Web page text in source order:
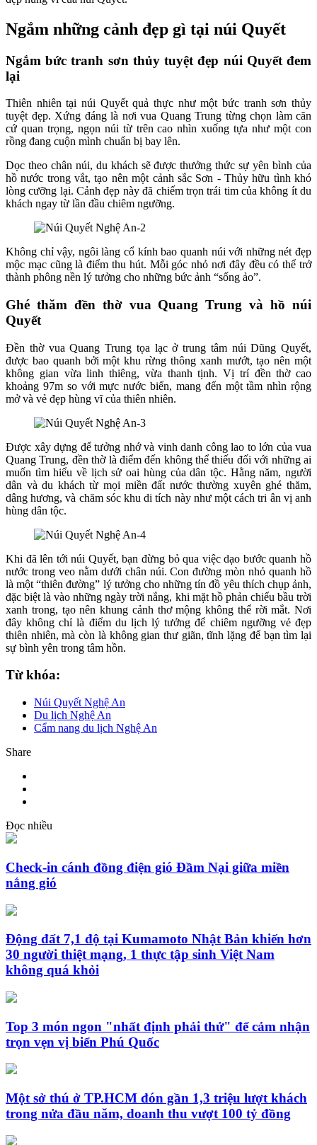
Ngắm những cảnh đẹp gì tại núi Quyết
Ngắm bức tranh sơn thủy tuyệt đẹp núi Quyết đem
lại
Thiên nhiên tại núi Quyết quả thực như một bức tranh sơn thủy
tuyệt đẹp. Xứng đáng là nơi vua Quang Trung từng chọn làm căn
cứ quan trọng, ngọn núi từ trên cao nhìn xuống tựa như một con
rồng đang cuộn mình chuẩn bị bay lên.
Dọc theo chân núi, du khách sẽ được thưởng thức sự yên bình của
hồ nước trong vắt, tạo nên một cảnh sắc Sơn - Thủy hữu tình khó
lòng cưỡng lại. Cảnh đẹp này đã chiếm trọn trái tim của không ít du
khách ngay từ lần đầu chiêm ngưỡng.
Không chỉ vậy, ngôi làng cổ kính bao quanh núi với những nét đẹp
mộc mạc cũng là điểm thu hút. Mỗi góc nhỏ nơi đây đều có thể trở
thành phông nền lý tưởng cho những bức ảnh “sống ảo”.
Ghé thăm đền thờ vua Quang Trung và hồ núi
Quyết
Đền thờ vua Quang Trung tọa lạc ở trung tâm núi Dũng Quyết,
được bao quanh bởi một khu rừng thông xanh mướt, tạo nên một
không gian vừa linh thiêng, vừa thanh tịnh. Vị trí đền thờ cao
khoảng 97m so với mực nước biển, mang đến một tầm nhìn rộng
mở và vẻ đẹp hùng vĩ của thiên nhiên.
Được xây dựng để tưởng nhớ và vinh danh công lao to lớn của vua
Quang Trung, đền thờ là điểm đến không thể thiếu đối với những ai
muốn tìm hiểu về lịch sử oai hùng của dân tộc. Hằng năm, người
dân và du khách từ mọi miền đất nước thường xuyên ghé thăm,
dâng hương, và chăm sóc khu di tích này như một cách tri ân vị anh
hùng dân tộc.
Khi đã lên tới núi Quyết, bạn đừng bỏ qua việc dạo bước quanh hồ
nước trong veo nằm dưới chân núi. Con đường mòn nhỏ quanh hồ
là một “thiên đường” lý tưởng cho những tín đồ yêu thích chụp ảnh,
đặc biệt là vào những ngày trời nắng, khi mặt hồ phản chiếu bầu trời
xanh trong, tạo nên khung cảnh thơ mộng không thể rời mắt. Nơi
đây không chỉ là điểm du lịch lý tưởng để chiêm ngưỡng vẻ đẹp
thiên nhiên, mà còn là không gian thư giãn, tĩnh lặng để bạn tìm lại
sự bình yên trong tâm hồn.
Từ khóa:
Núi Quyết Nghệ An
Du lịch Nghệ An
Cẩm nang du lịch Nghệ An
Share
Đọc nhiều
Check-in cánh đồng điện gió Đầm Nại giữa miền
nắng gió
Động đất 7,1 độ tại Kumamoto Nhật Bản khiến hơn
30 người thiệt mạng, 1 thực tập sinh Việt Nam
không quá khỏi
Top 3 món ngon "nhất định phải thử" để cảm nhận
trọn vẹn vị biển Phú Quốc
Một sở thú ở TP.HCM đón gần 1,3 triệu lượt khách
trong nửa đầu năm, doanh thu vượt 100 tỷ đồng